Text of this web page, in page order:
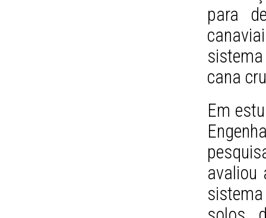
para
cana
Em
avaliou